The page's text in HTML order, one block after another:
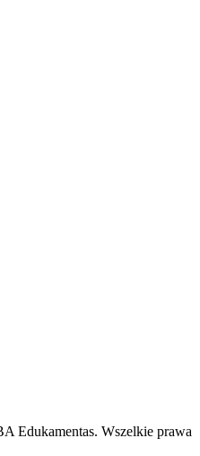
Edukamentas. Wszelkie prawa